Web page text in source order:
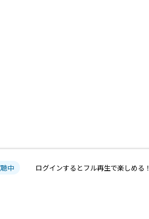
中 ログインするとフル再生で楽しめる！